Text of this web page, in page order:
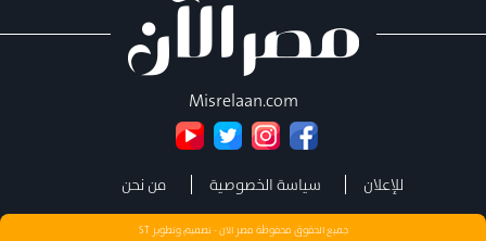
Misrelaan.com
للإعلان سياسة الخصوصية من نحن
جميع الحقوق محفوظة مصر الان - تصميم وتطويرST